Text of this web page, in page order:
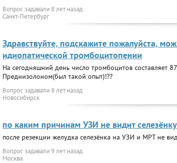
Вопрос задавали 8 лет назад
Санкт-Петербург
Здравствуйте, подскажите пожалуйста,
идиопатической тромбоцитопении
На сегодняшний день число тромбоцитов составляет
Преднизолоном(был такой опыт)!??
Вопрос задавали 8 лет назад
Новосибирск
по каким причинам УЗИ не видит селезёнку
после резекции желудка селезёнка на УЗИ и МРТ не
Вопрос задавали 9 лет назад
Москва